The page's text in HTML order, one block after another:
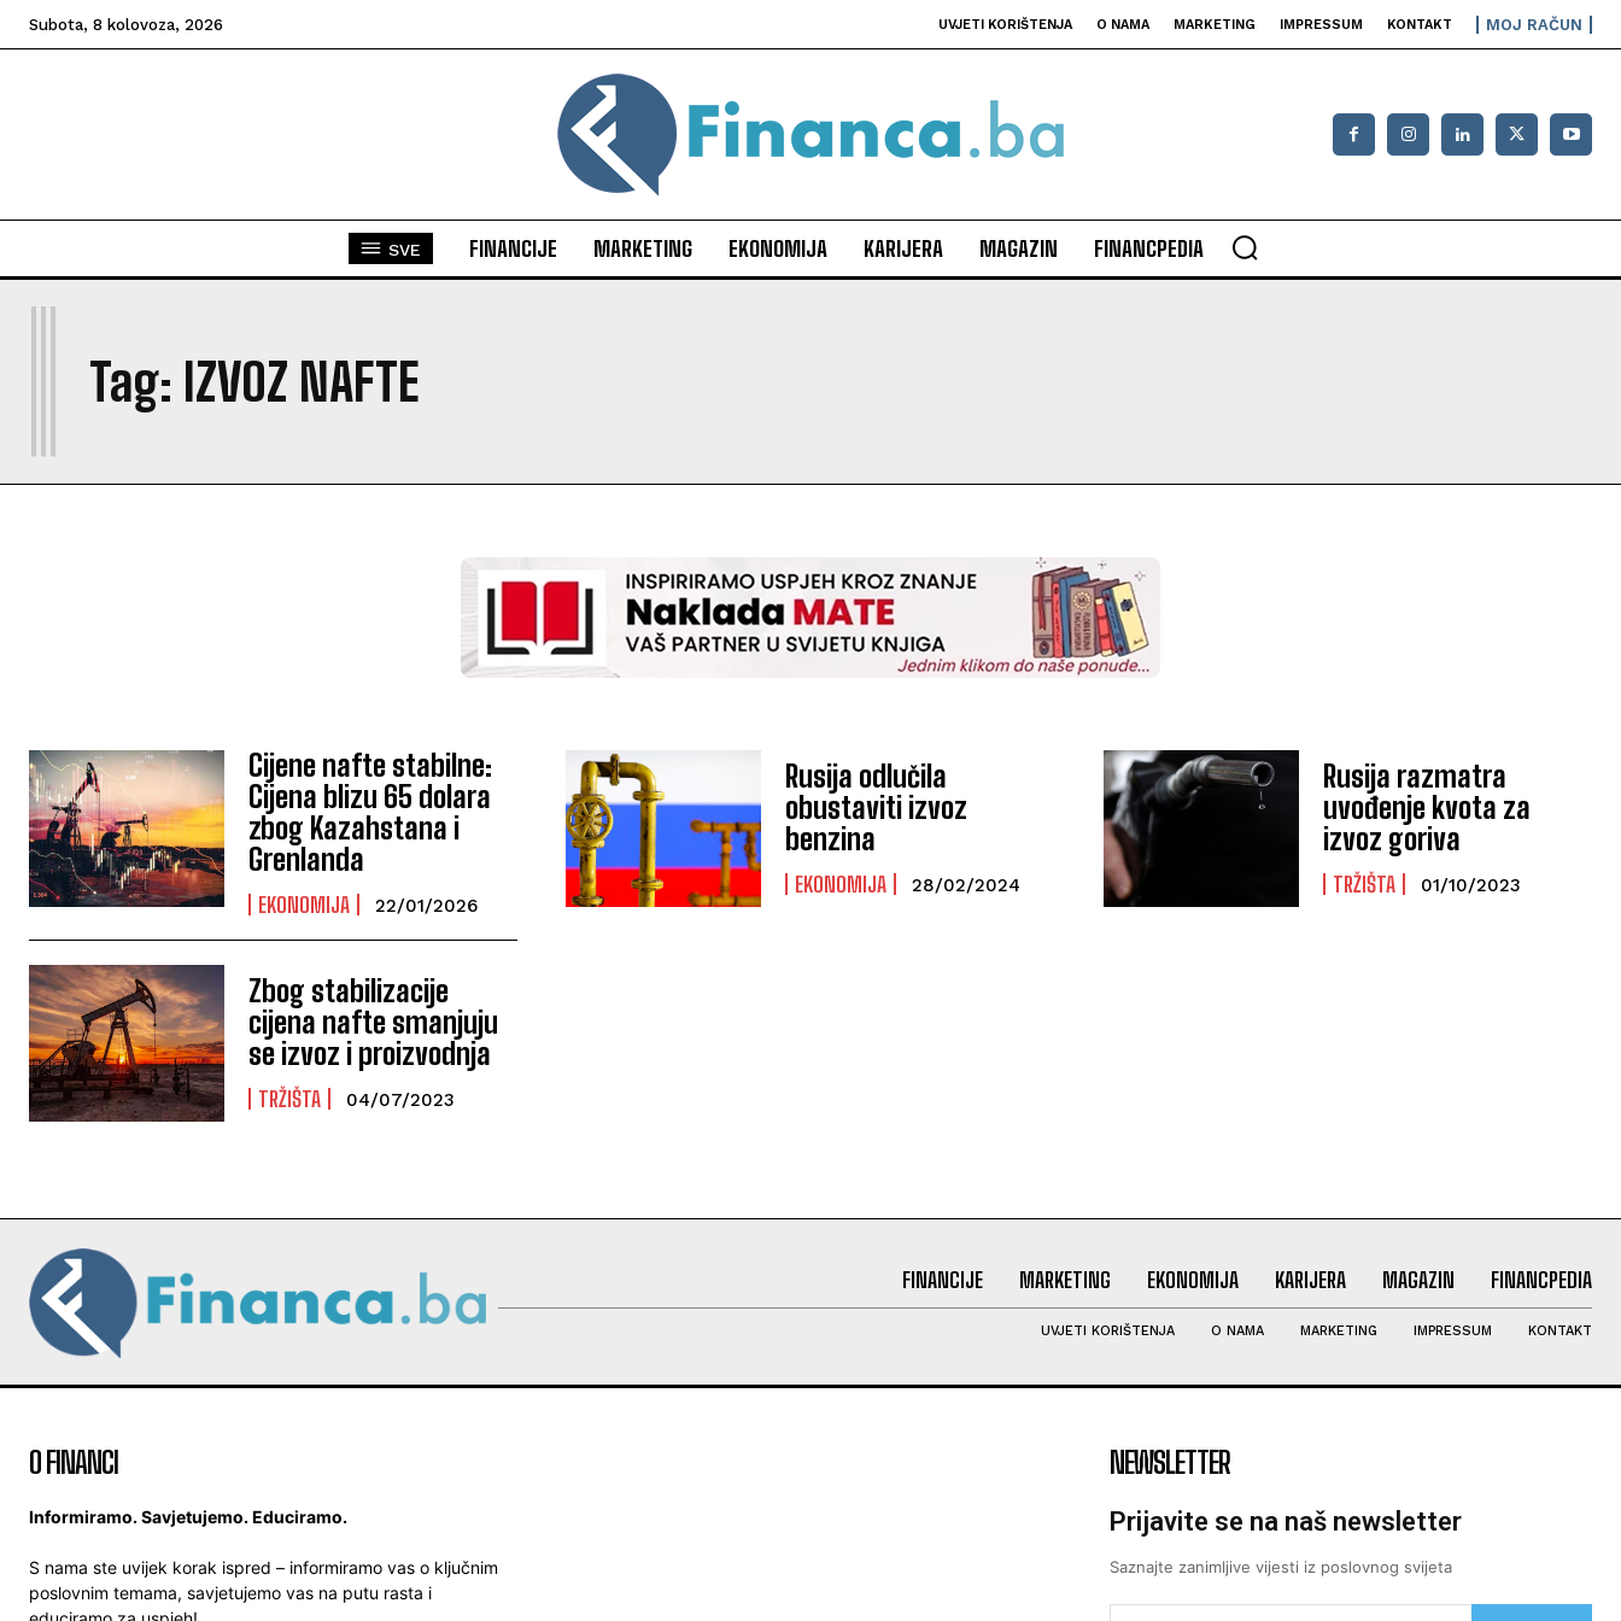
Subota, 8 kolovoza, 2026 UVJETI KORIŠTENJA O NAMA MARKETING IMPRESSUM KONTAKT MOJ RAČUN
SVE FINANCIJE MARKETING EKONOMIJA KARIJERA MAGAZIN FINANCPEDIA
Tag: IZVOZ NAFTE
I
Cijene nafte stabilne:
Cijena blizu 65 dolara
zbog Kazahstana i
Grenlanda
EKONOMIJA 22/01/2026
Rusija odlučila
obustaviti izvoz
benzina
EKONOMIJA 28/02/2024
Rusija razmatra
uvođenje kvota za
izvoz goriva
TRŽIŠTA 01/10/2023
Zbog stabilizacije
cijena nafte smanjuju
se izvoz i proizvodnja
TRŽIŠTA 04/07/2023
FINANCIJE MARKETING EKONOMIJA KARIJERA MAGAZIN FINANCPEDIA
UVJETI KORIŠTENJA O NAMA MARKETING IMPRESSUM KONTAKT
O FINANCI
Informiramo. Savjetujemo. Educiramo.
S nama ste uvijek korak ispred – informiramo vas o ključnim
poslovnim temama, savjetujemo vas na putu rasta i
NEWSLETTER
Prijavite se na naš newsletter
Saznajte zanimljive vijesti iz poslovnog svijeta